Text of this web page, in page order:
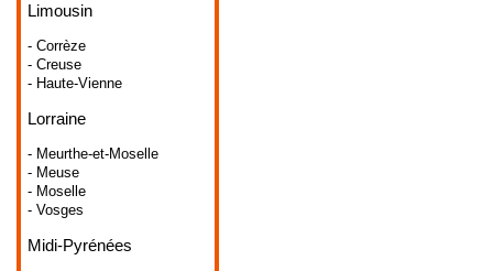
Limousin
- Corrèze
- Creuse
- Haute-Vienne
Lorraine
- Meurthe-et-Moselle
- Meuse
- Moselle
- Vosges
Midi-Pyrénées